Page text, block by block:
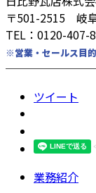
〒501-2515 岐
TEL：0120-
※営業・セールス目
ツイート
業務紹介